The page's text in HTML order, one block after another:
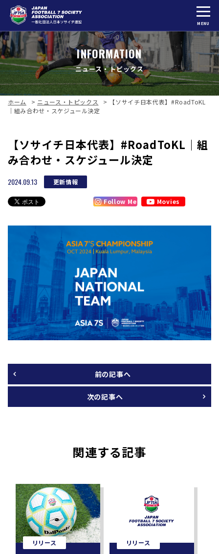
MENU
INFORMATION
ニュース・トピックス
ホーム > ニュース・トピックス >
【ソサイチ日本代表】#RoadToKL
｜組み合わせ・スケジュール決定
【ソサイチ日本代表】#RoadToKL｜組
み合わせ・スケジュール決定
2024.09.13 更新情報
Follow Me Movies
前の記事へ
次の記事へ
関連する記事
リリース
リリース